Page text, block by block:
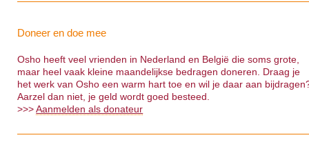
Doneer en doe mee
Osho heeft veel vrienden in Nederland en België die soms grote,
maar heel vaak kleine maandelijkse bedragen doneren. Draag je
het werk van Osho een warm hart toe en wil je daar aan
Aarzel dan niet, je geld wordt goed besteed.
>>>Aanmelden als donateur